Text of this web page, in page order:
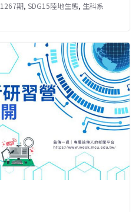
1267期, SDG15陸地生態, 生科系